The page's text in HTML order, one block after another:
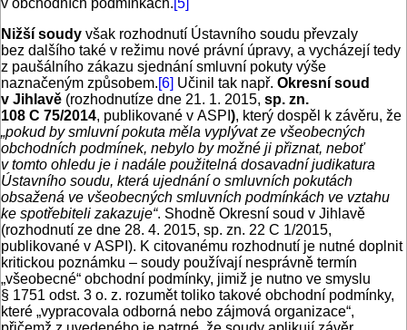
v obchodních podmínkách.[5]
Nižší soudy však rozhodnutí Ústavního soudu převzaly
bez dalšího také v režimu nové právní úpravy, a vycházejí tedy
z paušálního zákazu sjednání smluvní pokuty výše
naznačeným způsobem.[6] Učinil tak např. Okresní soud
v Jihlavě (rozhodnutíze dne 21. 1. 2015, sp. zn.
108 C 75/2014, publikované v ASPI ), který dospěl k závěru, že
„pokud by smluvní pokuta měla vyplývat ze všeobecných
obchodních podmínek, nebylo by možné ji přiznat, neboť
v tomto ohledu je i nadále použitelná dosavadní judikatura
Ústavního soudu, která ujednání o smluvních pokutách
obsažená ve všeobecných smluvních podmínkách ve vztahu
ke spotřebiteli zakazuje“. Shodně Okresní soud v Jihlavě
(rozhodnutí ze dne 28. 4. 2015, sp. zn. 22 C 1/2015,
publikované v ASPI). K citovanému rozhodnutí je nutné doplnit
kritickou poznámku – soudy používají nesprávně termín
„všeobecné“ obchodní podmínky, jimiž je nutno ve smyslu
§ 1751 odst. 3 o. z. rozumět toliko takové obchodní podmínky,
které „vypracovala odborná nebo zájmová organizace“,